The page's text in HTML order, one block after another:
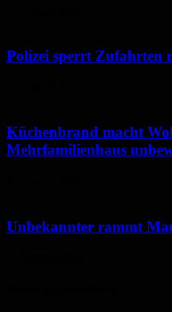
Polizei sperrt Zufahrten
Küchenbrand macht
Mehrfamilienhaus
Unbekannter rammt